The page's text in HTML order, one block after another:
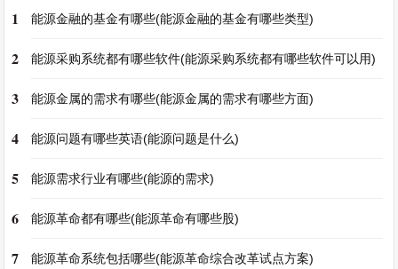
1 能源金融的基金有哪些(能源金融的基金有哪些类型)
2 能源采购系统都有哪些软件(能源采购系统都有哪些软件可以用)
3 能源金属的需求有哪些(能源金属的需求有哪些方面)
4 能源问题有哪些英语(能源问题是什么)
5 能源需求行业有哪些(能源的需求)
6 能源革命都有哪些(能源革命有哪些股)
7 能源革命系统包括哪些(能源革命综合改革试点方案)